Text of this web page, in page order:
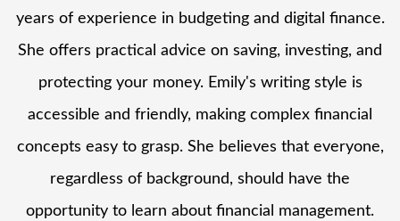
years of experience in budgeting and digital finance.
She offers practical advice on saving, investing, and
protecting your money. Emily's writing style is
accessible and friendly, making complex financial
concepts easy to grasp. She believes that everyone,
regardless of background, should have the
opportunity to learn about financial management.